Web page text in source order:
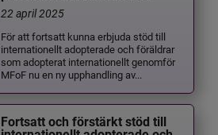
22 april 2025
För att fortsatt kunna erbjuda stöd till
internationellt adopterade och föräldrar
som adopterat internationellt genomför
MFoF nu en ny upphandling av...
Fortsatt och förstärkt stöd till